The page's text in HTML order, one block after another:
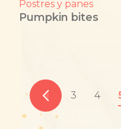
Postres y panes
Pumpkin bites
3 4